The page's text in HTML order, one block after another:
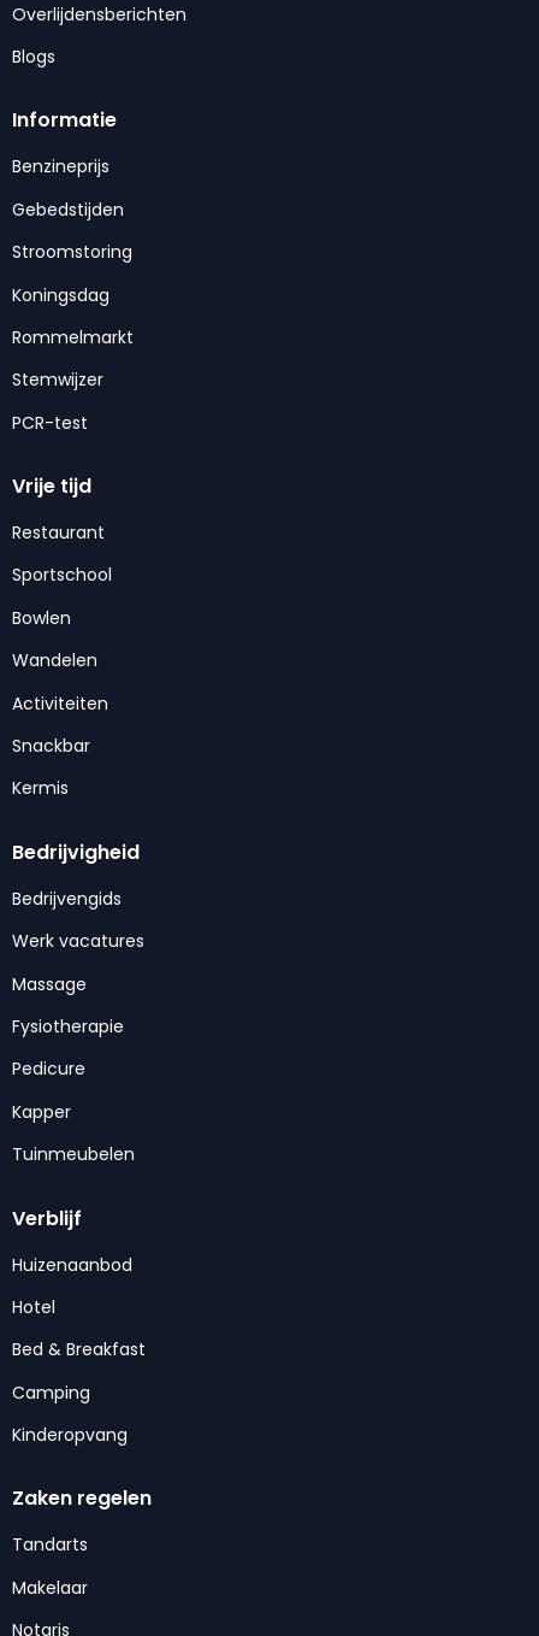
Overlijdensberichten
Blogs
Informatie
Benzineprijs
Gebedstijden
Stroomstoring
Koningsdag
Rommelmarkt
Stemwijzer
PCR-test
Vrije tijd
Restaurant
Sportschool
Bowlen
Wandelen
Activiteiten
Snackbar
Kermis
Bedrijvigheid
Bedrijvengids
Werk vacatures
Massage
Fysiotherapie
Pedicure
Kapper
Tuinmeubelen
Verblijf
Huizenaanbod
Hotel
Bed & Breakfast
Camping
Kinderopvang
Zaken regelen
Tandarts
Makelaar
Notaris